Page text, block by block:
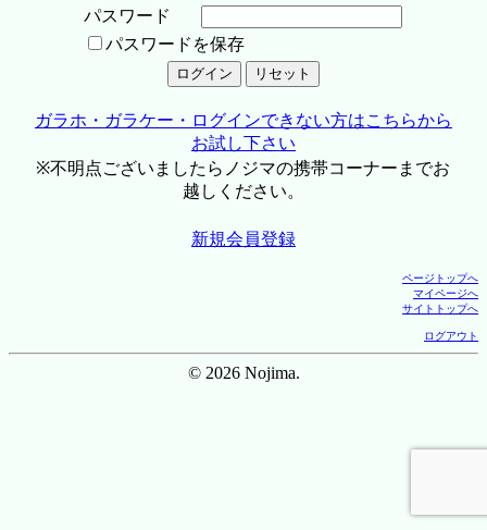
パスワード
パスワードを保存
ガラホ・ガラケー・ログインできない方はこちらから
お試し下さい
※不明点ございましたらノジマの携帯コーナーまでお
越しください。
新規会員登録
ページトップへ
マイページへ
サイトトップへ
ログアウト
© 2026 Nojima.